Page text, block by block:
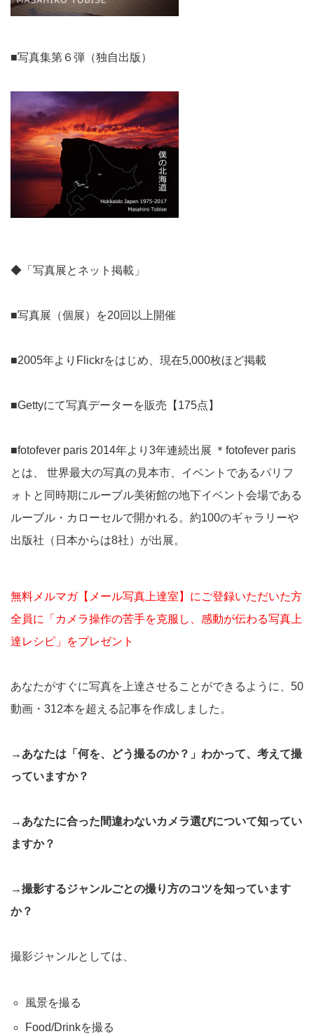
■写真集第６弾（独自出版）
◆「写真展とネット掲載」
■写真展（個展）を20回以上開催
■2005年よりFlickrをはじめ、現在5,000枚ほど掲載
■Gettyにて写真データーを販売【175点】
■fotofever paris 2014年より3年連続出展 ＊fotofever paris
とは、 世界最大の写真の見本市、イベントであるパリフ
ォトと同時期にルーブル美術館の地下イベント会場である
ルーブル・カローセルで開かれる。約100のギャラリーや
出版社（日本からは8社）が出展。
無料メルマガ【メール写真上達室】にご登録いただいた方
全員に「カメラ操作の苦手を克服し、感動が伝わる写真上
達レシピ」をプレゼント
あなたがすぐに写真を上達させることができるように、50
動画・312本を超える記事を作成しました。
→あなたは「何を、どう撮るのか？」わかって、考えて撮
っていますか？
→あなたに合った間違わないカメラ選びについて知ってい
ますか？
→撮影するジャンルごとの撮り方のコツを知っています
か？
撮影ジャンルとしては、
風景を撮る
Food/Drinkを撮る